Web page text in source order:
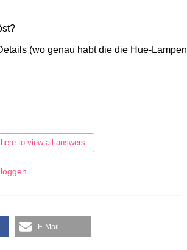
(wo genau habt die die Hue-Lampen
to view all answers.
E-Mail